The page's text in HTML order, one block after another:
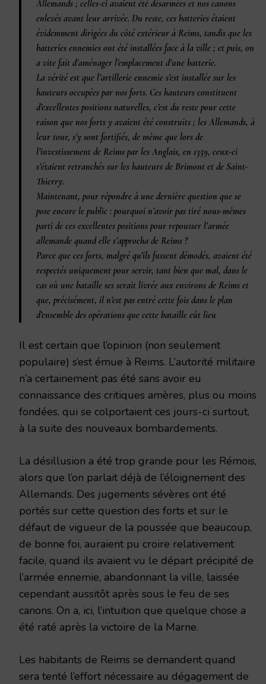
Allemands ; celles-ci avaient été désarmées et nos canons
enlevés avant leur arrivée. Du reste, ces batteries étaient
évidemment dirigées du côté extérieur à Reims, tandis que les
batteries ennemies ont été installées face à la ville ; et puis, on
a vite fait d’aménager l’emplacement d’une batterie.
La vérité est que l’artillerie ennemie s’est installée sur les
hauteurs occupées par nos forts. Ces hauteurs constituent
d’excellentes positions naturelles, c’est du reste pour cette
raison que nos forts y avaient été construits ; les Allemands, à
leur tour, s’y sont fortifiés, de même que lors de
l’investissement de Reims par les Anglais, en 1359, ceux-ci
s’étaient retranchés sur les hauteurs de Brimont et de Saint-
Thierry.
Maintenant, pour répondre à une dernière question que se
pose encore le public : pourquoi n’avoir pas tiré nous-mêmes
parti de ces excellentes positions pour repousser l’armée
allemande quand elle s’approcha de Reims ?
Parce que ces forts, malgré qu’ils fussent démodés, avaient été
respectés uniquement pour servir, tant bien que mal, dans le
cas où une bataille ses serait livrée aux environs de Reims et
que, précisément, il n’est pas entré cette fois dans le plan
d’ensemble des opérations que cette bataille eût lieu
Il est certain que l’opinion (non seulement
populaire) s’est émue à Reims. L’autorité militaire
n’a certainement pas été sans avoir eu
connaissance des critiques amères, plus ou moins
fondées, qui se colportaient ces jours-ci surtout,
à la suite des nouveaux bombardements.
La désillusion a été trop grande pour les Rémois,
alors que l’on parlait déjà de l’éloignement des
Allemands. Des jugements sévères ont été
portés sur cette question des forts et sur le
défaut de vigueur de la poussée que beaucoup,
de bonne foi, auraient pu croire relativement
facile, quand ils avaient vu le départ précipité de
l’armée ennemie, abandonnant la ville, laissée
cependant aussitôt après sous le feu de ses
canons. On a, ici, l’intuition que quelque chose a
été raté après la victoire de la Marne.
Les habitants de Reims se demandent quand
sera tenté l’effort nécessaire au dégagement de